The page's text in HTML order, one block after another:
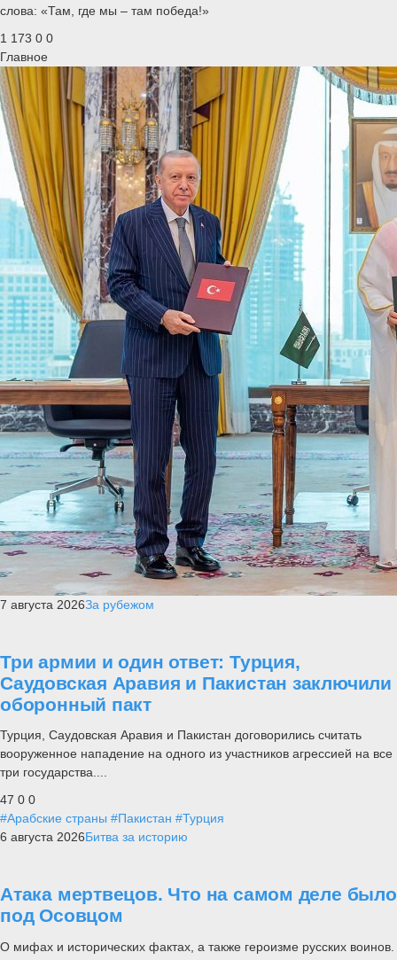
слова: «Там, где мы – там победа!»
1 173 0 0
Главное
7 августа 2026За рубежом
Три армии и один ответ: Турция,
Саудовская Аравия и Пакистан заключили
оборонный пакт
Турция, Саудовская Аравия и Пакистан договорились считать
вооруженное нападение на одного из участников агрессией на все
три государства....
47 0 0
#Арабские страны #Пакистан #Турция
6 августа 2026Битва за историю
Атака мертвецов. Что на самом деле было
под Осовцом
О мифах и исторических фактах, а также героизме русских воинов.